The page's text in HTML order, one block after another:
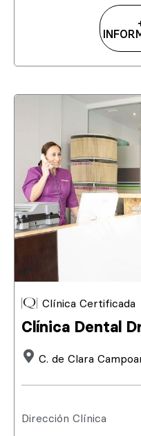
Clínica Certificada
Clínica Dental
C. de Clara
Dirección Clínica